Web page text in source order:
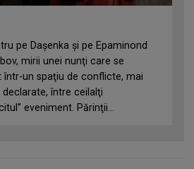
pe Daşenka şi pe Epaminond
mirii unei nunţi care se
un spaţiu de conflicte, mai
între ceilalţi
eveniment. Părinţii...